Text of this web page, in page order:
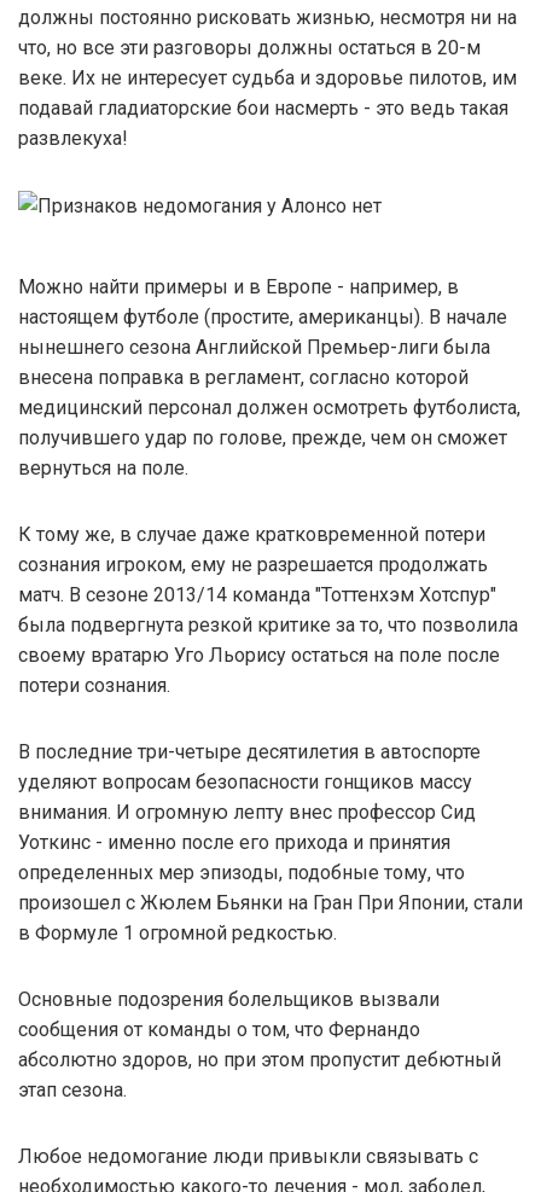
должны постоянно рисковать жизнью, несмотря ни на
что, но все эти разговоры должны остаться в 20-м
веке. Их не интересует судьба и здоровье пилотов, им
подавай гладиаторские бои насмерть - это ведь такая
развлекуха!
Можно найти примеры и в Европе - например, в
настоящем футболе (простите, американцы). В начале
нынешнего сезона Английской Премьер-лиги была
внесена поправка в регламент, согласно которой
медицинский персонал должен осмотреть футболиста,
получившего удар по голове, прежде, чем он сможет
вернуться на поле.
К тому же, в случае даже кратковременной потери
сознания игроком, ему не разрешается продолжать
матч. В сезоне 2013/14 команда "Тоттенхэм Хотспур"
была подвергнута резкой критике за то, что позволила
своему вратарю Уго Льорису остаться на поле после
потери сознания.
В последние три-четыре десятилетия в автоспорте
уделяют вопросам безопасности гонщиков массу
внимания. И огромную лепту внес профессор Сид
Уоткинс - именно после его прихода и принятия
определенных мер эпизоды, подобные тому, что
произошел с Жюлем Бьянки на Гран При Японии, стали
в Формуле 1 огромной редкостью.
Основные подозрения болельщиков вызвали
сообщения от команды о том, что Фернандо
абсолютно здоров, но при этом пропустит дебютный
этап сезона.
Любое недомогание люди привыкли связывать с
необходимостью какого-то лечения - мол, заболел,